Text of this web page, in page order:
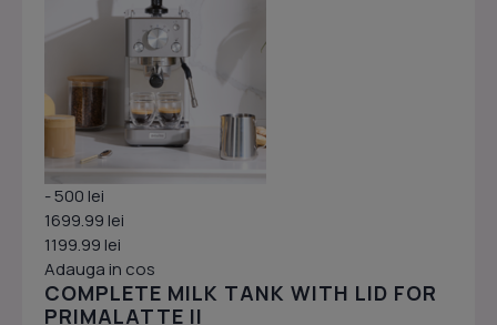
- 500 lei
1699.99 lei
1199.99 lei
Adauga in cos
COMPLETE MILK TANK WITH LID FOR
PRIMALATTE II